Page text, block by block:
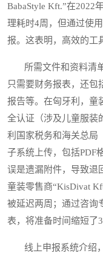
BabaStyle Kft.”在2022
理耗时4周，但通过使
报。这表明，高效的工
所需文件和资料清单
只需要财务报表，还包
报告等。在匈牙利，童
全认证（涉及儿童服装
利国家税务和海关总局
子系统上传，包括PDF
误是遗漏附件，导致退
童装零售商“KisDivat
被延迟两周；通过咨询
表，将准备时间缩短了
线上申报系统介绍，